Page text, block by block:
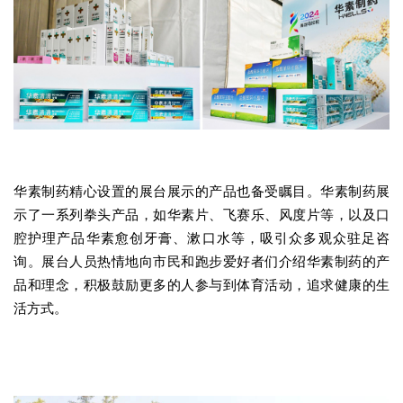
华素制药精心设置的展台展示的产品也备受瞩目。华素制药展
示了一系列拳头产品，如华素片、飞赛乐、风度片等，以及口
腔护理产品华素愈创牙膏、漱口水等，吸引众多观众驻足咨
询。展台人员热情地向市民和跑步爱好者们介绍华素制药的产
品和理念，积极鼓励更多的人参与到体育活动，追求健康的生
活方式。